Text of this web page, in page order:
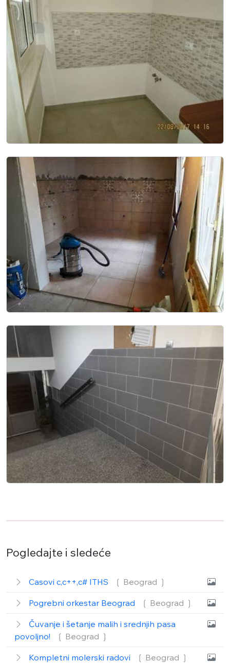
Pogledajte i sledeće
Casovi c,c++,c# ITHS ❲ Beograd ❳
Pogrebni orkestar Beograd ❲ Beograd ❳
Čuvanje i šetanje malih i srednjih pasa
povoljno!
❲ Beograd ❳
Kompletni molerski radovi ❲ Beograd ❳